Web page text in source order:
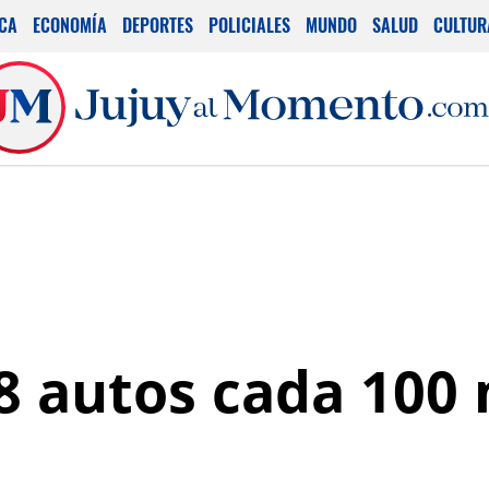
ECONOMÍA DEPORTES POLICIALES MUNDO SALUD
autos cada 100